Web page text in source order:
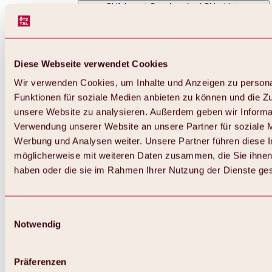
Diese Webseite verwendet Cookies
Wir verwenden Cookies, um Inhalte und Anzeigen zu
Funktionen für soziale Medien anbieten zu können und die
unsere Website zu analysieren. Außerdem geben wir
Verwendung unserer Website an unsere Partner für soziale
Werbung und Analysen weiter. Unsere Partner führen diese
möglicherweise mit weiteren Daten zusammen, die Sie
haben oder die sie im Rahmen Ihrer Nutzung der Dienste
Notwendig
Präferenzen
Skifahren & Snowboarden | Skigebiete